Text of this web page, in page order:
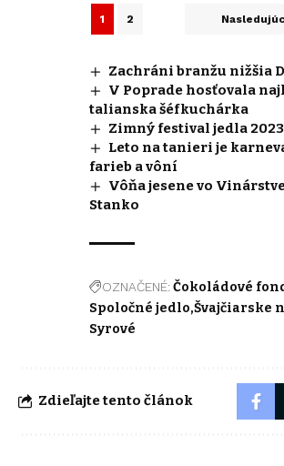
1 2
Zachráni branžu nižšia
V Poprade hosťovala
talianska šéfkuchárka
Zimný festival jedla
Leto na tanieri je
farieb a vôní
Vôňa jesene vo
Stanko
OZNAČENÉ:Čokoládové
Spoločné jedlo Švajčiarske
Syrové
Zdieľajte tento článok